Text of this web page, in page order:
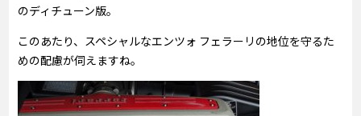
のディチューン版。
このあたり、スペシャルなエンツォ フェラーリの地位を守るた
めの配慮が伺えますね。